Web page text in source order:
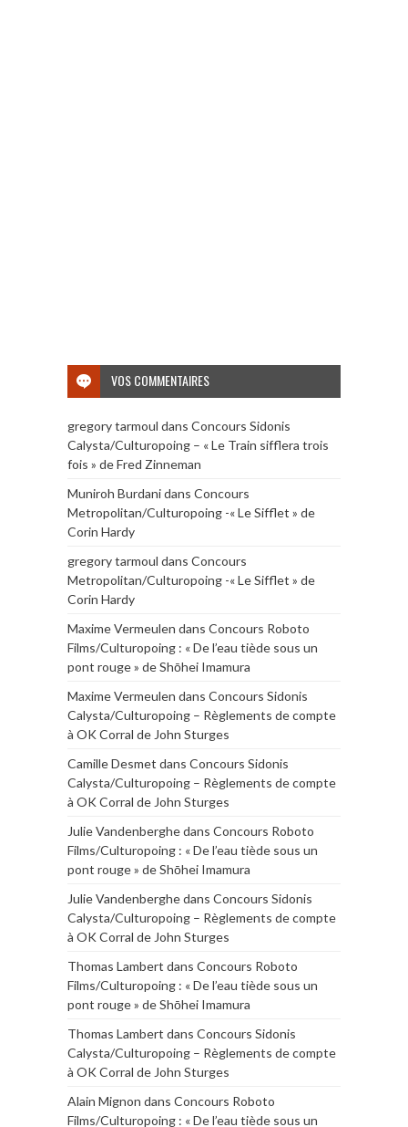
VOS COMMENTAIRES
gregory tarmoul dans Concours Sidonis
Calysta/Culturopoing – « Le Train sifflera trois
fois » de Fred Zinneman
Muniroh Burdanidans Concours
Metropolitan/Culturopoing -« Le Sifflet » de
Corin Hardy
gregory tarmoul dans Concours
Metropolitan/Culturopoing -« Le Sifflet » de
Corin Hardy
Maxime Vermeulen dans Concours Roboto
Films/Culturopoing : « De l’eau tiède sous un
pont rouge » de Shōhei Imamura
Maxime Vermeulen dans Concours Sidonis
Calysta/Culturopoing – Règlements de compte
à OK Corral de John Sturges
Camille Desmet dans Concours Sidonis
Calysta/Culturopoing – Règlements de compte
à OK Corral de John Sturges
Julie Vandenberghedans Concours Roboto
Films/Culturopoing : « De l’eau tiède sous un
pont rouge » de Shōhei Imamura
Julie Vandenberghedans Concours Sidonis
Calysta/Culturopoing – Règlements de compte
à OK Corral de John Sturges
Thomas Lambert dans Concours Roboto
Films/Culturopoing : « De l’eau tiède sous un
pont rouge » de Shōhei Imamura
Thomas Lambert dans Concours Sidonis
Calysta/Culturopoing – Règlements de compte
à OK Corral de John Sturges
Alain Mignon dans Concours Roboto
Films/Culturopoing : « De l’eau tiède sous un